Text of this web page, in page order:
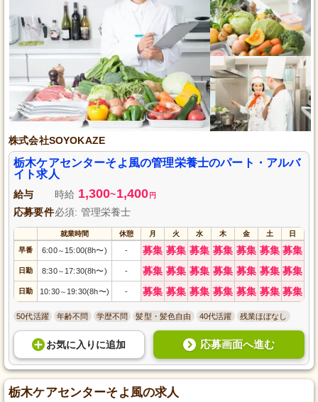
株式会社SOYOKAZE
栃木ケアセンターそよ風の管理栄養士のパート・アルバ
イト求人
給与 時給 1,300~1,400 円
応募要件必須: 管理栄養士
就業時間 休憩 月 火 水 木 金 土 日
早番 6:00～ 15:00(8h〜) - 募集 募集 募集 募集 募集 募集 募集
日勤 8:30～ 17:30(8h〜) - 募集 募集 募集 募集 募集 募集 募集
日勤 10:30～ 19:30(8h〜) - 募集 募集 募集 募集 募集 募集 募集
50代活躍 年齢不問 学歴不問 髪型・髪色自由 40代活躍 残業ほぼなし
お気に入り に追加 応募画面へ進む
栃木ケアセンターそよ風の求人